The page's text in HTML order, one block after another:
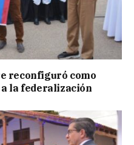
reconfiguró como
la federalización